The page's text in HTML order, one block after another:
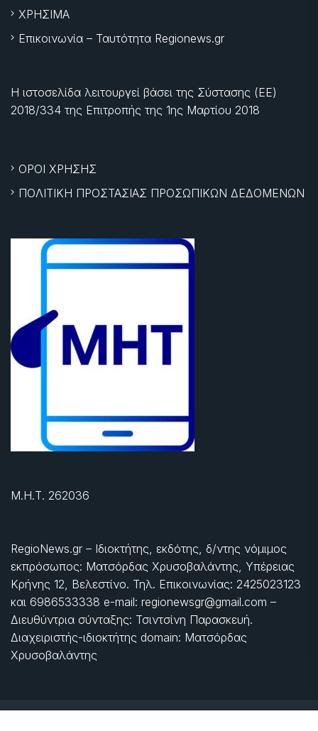
ΧΡΗΣΙΜΑ
Επικοινωνία – Ταυτότητα Regionews.gr
Η ιστοσελίδα λειτουργεί βάσει της Σύστασης (ΕΕ)
2018/334 της Επιτροπής της 1ης Μαρτίου 2018
ΟΡΟΙ ΧΡΗΣΗΣ
ΠΟΛΙΤΙΚΗ ΠΡΟΣΤΑΣΙΑΣ ΠΡΟΣΩΠΙΚΩΝ ΔΕΔΟΜΕΝΩΝ
Μ.Η.Τ. 262036
RegioNews.gr – Ιδιοκτήτης, εκδότης, δ/ντης νόμιμος
εκπρόσωπος: Ματσόρδας Χρυσοβαλάντης, Υπέρειας
Κρήνης 12, Βελεστίνο. Τηλ. Επικοινωνίας: 2425023123
και 6986533338 e-mail: regionewsgr@gmail.com –
Διευθύντρια σύνταξης: Τσιντσίνη Παρασκευή.
Διαχειριστής-ιδιοκτήτης domain: Ματσόρδας
Χρυσοβαλάντης